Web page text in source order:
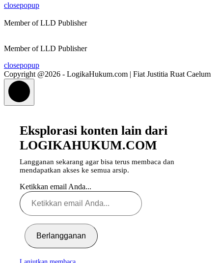
closepopup
Member of LLD Publisher
Member of LLD Publisher
closepopup
Copyright @2026 - LogikaHukum.com | Fiat Justitia Ruat Caelum
Eksplorasi konten lain dari
LOGIKAHUKUM.COM
Langganan sekarang agar bisa terus membaca dan
mendapatkan akses ke semua arsip.
Ketikkan email Anda...
Berlangganan